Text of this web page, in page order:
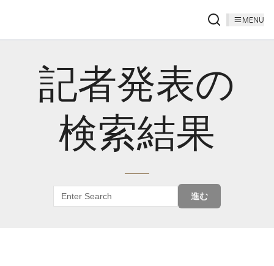
MENU
記者発表の
検索結果
進む